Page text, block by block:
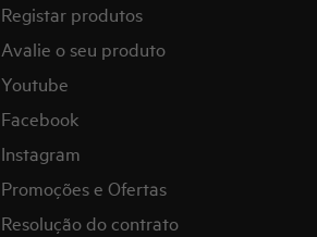
Registar produtos
Avalie o seu produto
Youtube
Facebook
Instagram
Promoções e Ofertas
Resolução do contrato